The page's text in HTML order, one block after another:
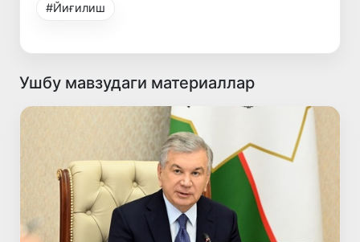
#Йиғилиш
Ушбу мавзудаги материаллар